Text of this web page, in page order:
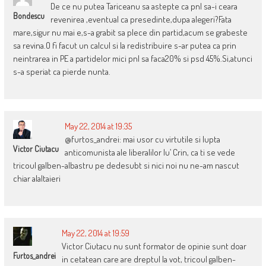
Bondescu
De ce nu putea Tariceanu sa astepte ca pnl sa-i ceara
revenirea ,eventual ca presedinte,dupa alegeri?Fata
mare,sigur nu mai e,s-a grabit sa plece din partid,acum se grabeste
sa revina.O fi facut un calcul si la redistribuire s-ar putea ca prin
neintrarea in PE a partidelor mici pnl sa faca20% si psd 45%.Si,atunci
s-a speriat ca pierde nunta.
Victor Ciutacu
May 22, 2014 at 19:35
@furtos_andrei: mai usor cu virtutile si lupta
anticomunista ale liberalilor lu’ Crin, ca ti se vede
tricoul galben-albastru pe dedesubt si nici noi nu ne-am nascut
chiar alaltaieri
Furtos_andrei
May 22, 2014 at 19:59
Victor Ciutacu nu sunt formator de opinie sunt doar
in cetatean care are dreptul la vot, tricoul galben-